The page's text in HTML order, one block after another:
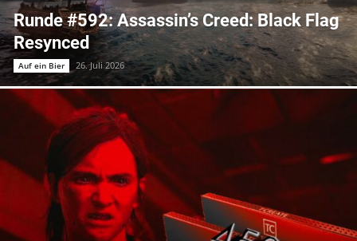
Runde #592: Assassin’s Creed: Black Flag
Resynced
Auf ein Bier 26. Juli 2026